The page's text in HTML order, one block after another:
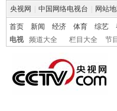
央视网 中国网络电视台 网站
首页 新闻 经济 体育 综艺
电视
频道大全 栏目大全 节